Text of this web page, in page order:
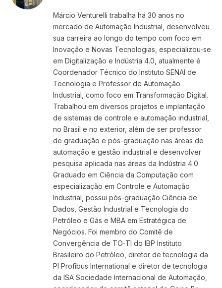
Márcio Venturelli trabalha há 30 anos no
mercado de Automação Industrial, desenvolveu
sua carreira ao longo do tempo com foco em
Inovação e Novas Tecnologias, especializou-se
em Digitalização e Indústria 4.0, atualmente é
Coordenador Técnico do Instituto SENAI de
Tecnologia e Professor de Automação
Industrial, como foco em Transformação Digital.
Trabalhou em diversos projetos e implantação
de sistemas de controle e automação industrial,
no Brasil e no exterior, além de ser professor
de graduação e pós-graduação nas áreas de
automação e gestão industrial e desenvolver
pesquisa aplicada nas áreas da Indústria 4.0.
Graduado em Ciência da Computação com
especialização em Controle e Automação
Industrial, possui pós-graduação Ciência de
Dados, Gestão Industrial e Tecnologia do
Petróleo e Gás e MBA em Estratégica de
Negócios. Foi membro do Comitê de
Convergência de TO-TI do IBP Instituto
Brasileiro do Petróleo, diretor de tecnologia da
PI Profibus International e diretor de tecnologia
da ISA Sociedade Internacional de Automação,